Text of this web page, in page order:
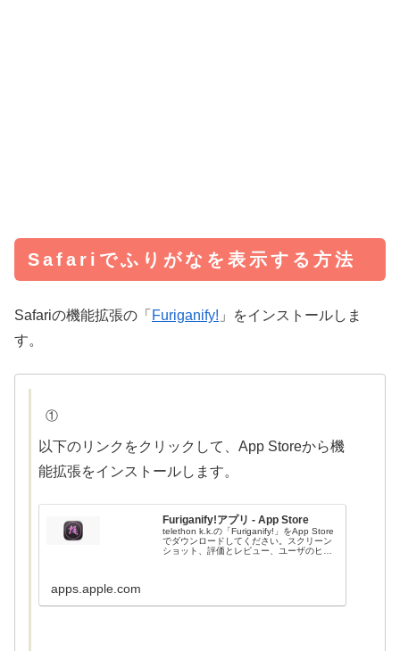
Safariでふりがなを表示する方法
Safariの機能拡張の「 Furiganify! 」をインストールしま
す。
①
以下のリンクをクリックして、App Storeから機
能拡張をインストールします。
Furiganify!アプリ - App Store
telethon k.k.の「Furiganify!」をApp Store
でダウンロードしてください。スクリーン
ショット、評価とレビュー、ユーザのヒン
apps.apple.com